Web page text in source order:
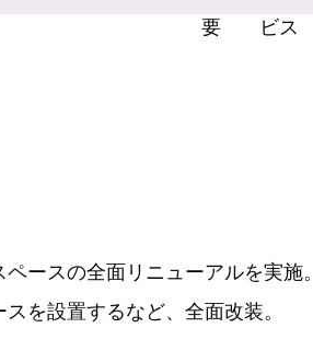
要 ビス
ースの全面リニューアルを実施。
を設置するなど、全面改装。